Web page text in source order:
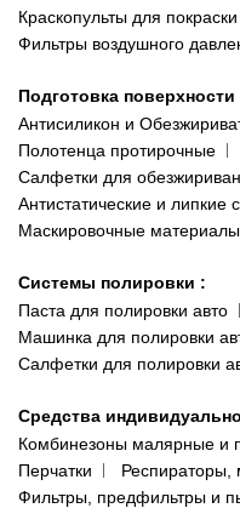
Краскопульты для
Фильтры воздушного
Подготовка поверхности
Антисиликон и
Полотенца протирочные
Салфетки для
Антистатические и липкие
Маскировочные материалы
Системы полировки :
Паста для полировки авто
Машинка для полировки
Салфетки для полировки
Средства
Комбинезоны малярные и
Перчатки
Респираторы,
Фильтры, предфильтры и